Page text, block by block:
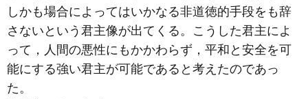
しかも場合によってはいかなる非道徳的手段をも辞
さないという君主像が出てくる。こうした君主によ
って，人間の悪性にもかかわらず，平和と安全を可
能にする強い君主が可能であると考えたのであっ
た。